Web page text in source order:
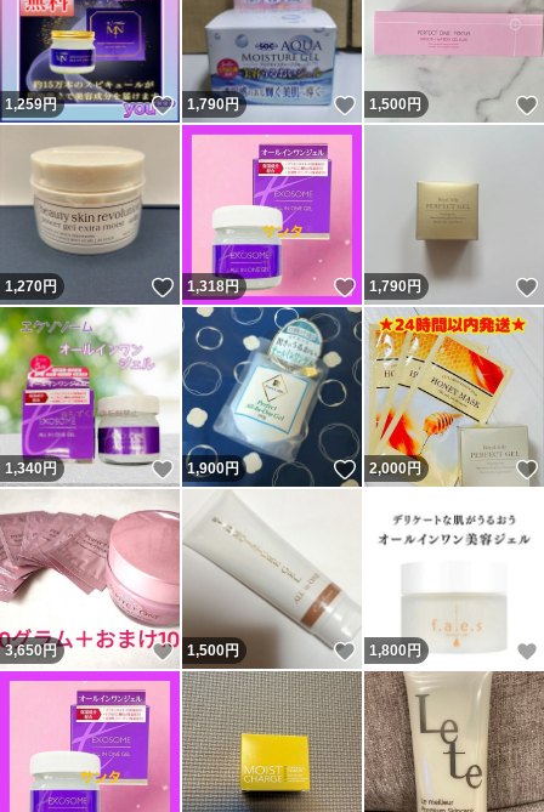
1,259円 いいね！
1,790円 いいね！
1,500円
1,270円 いいね！
1,318円 いいね！
1,790円
1,340円 いいね！
1,900円 いいね！
2,000円
3,650円 いいね！
1,500円 いいね！
1,800円